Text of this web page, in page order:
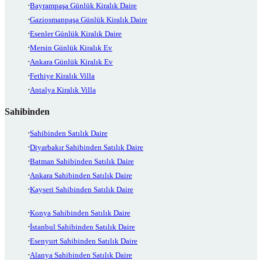
Bayrampaşa Günlük Kiralık Daire
Gaziosmanpaşa Günlük Kiralık Daire
Esenler Günlük Kiralık Daire
Mersin Günlük Kiralık Ev
Ankara Günlük Kiralık Ev
Fethiye Kiralık Villa
Antalya Kiralık Villa
Sahibinden
Sahibinden Satılık Daire
Diyarbakır Sahibinden Satılık Daire
Batman Sahibinden Satılık Daire
Ankara Sahibinden Satılık Daire
Kayseri Sahibinden Satılık Daire
Konya Sahibinden Satılık Daire
İstanbul Sahibinden Satılık Daire
Esenyurt Sahibinden Satılık Daire
Alanya Sahibinden Satılık Daire